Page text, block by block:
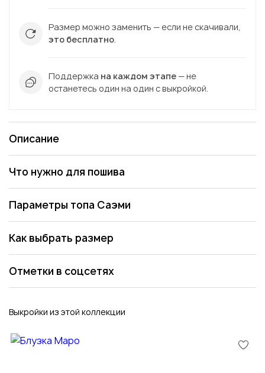
Размер можно заменить — если не скачивали,
это бесплатно.
Поддержка на каждом этапе — не
останетесь один на один с выкройкой.
Описание
Что нужно для пошива
Параметры топа Саэми
Как выбрать размер
Отметки в соцсетях
Выкройки из этой коллекции